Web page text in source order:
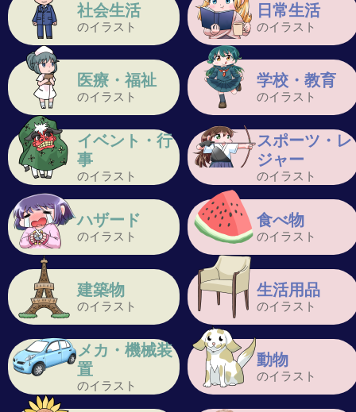
社会生活
のイラスト
日常生活
のイラスト
医療・福祉
のイラスト
学校・教育
のイラスト
イベント・行
事
のイラスト
スポーツ・レ
ジャー
のイラスト
ハザード
のイラスト
食べ物
のイラスト
建築物
のイラスト
生活用品
のイラスト
メカ・機械装
置
のイラスト
動物
のイラスト